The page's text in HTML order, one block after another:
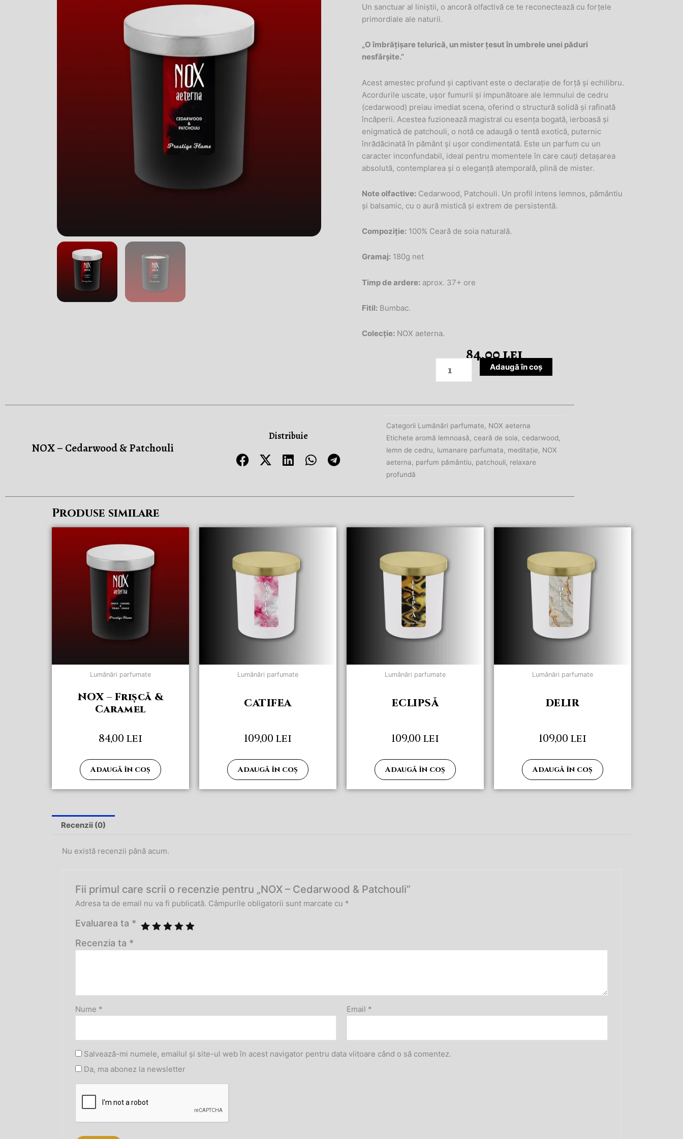
Un sanctuar al liniștii, o ancoră olfactivă ce te reconectează cu forțele
primordiale ale naturii.
„O îmbrățișare telurică, un mister țesut în umbrele unei păduri
nesfârșite.”
Acest amestec profund și captivant este o declarație de forță și echilibru.
Acordurile uscate, ușor fumurii și impunătoare ale lemnului de cedru
(cedarwood) preiau imediat scena, oferind o structură solidă și rafinată
încăperii. Acestea fuzionează magistral cu esența bogată, ierboasă și
enigmatică de patchouli, o notă ce adaugă o tentă exotică, puternic
înrădăcinată în pământ și ușor condimentată. Este un parfum cu un
caracter inconfundabil, ideal pentru momentele în care cauți detașarea
absolută, contemplarea și o eleganță atemporală, plină de mister.
Note olfactive: Cedarwood, Patchouli. Un profil intens lemnos, pământiu
și balsamic, cu o aură mistică și extrem de persistentă.
Compoziție: 100% Ceară de soia naturală.
Gramaj: 180g net
Timp de ardere: aprox. 37+ ore
Fitil: Bumbac.
Colecție: NOX aeterna.
84,00lei
NOX
Patchouli
Adaugă în coș
NOX – Cedarwood & Patchouli
Distribuie
Categorii Lumânări parfumate
NOX aeterna
Etichete aromă lemnoasă ceară de soia cedarwood
lemn de cedru
lumanare parfumata meditație
NOX
aeterna
parfum pământiu patchouli, relaxare
profundă
Produse similare
Lumânări parfumate
NOX – Frișcă &
Caramel
84,00 lei
Adaugă în coș
Lumânări parfumate
CATIFEA
109,00 lei
Adaugă în coș
Lumânări parfumate
ECLIPSĂ
109,00 lei
Adaugă în coș
Lumânări parfumate
DELIR
109,00 lei
Adaugă în coș
Recenzii (0)
Nu există recenzii până acum.
Fii primul care scrii o recenzie pentru „NOX – Cedarwood & Patchouli”
Adresa ta de email nu va fi publicată. Câmpurile obligatorii sunt marcate cu *
Evaluarea ta *
Recenzia ta *
Nume * Email *
Salvează-mi numele, emailul și site-ul web în acest navigator pentru data viitoare când o să comentez.
Da, ma abonez la newsletter